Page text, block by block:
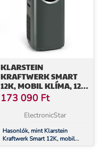
KLARSTEIN
KRAFTWERK SMART
12K, MOBIL KLÍMA, 12
000 BTU, IRÁNYÍTÁS
ALKALMAZÁS ÁLTAL,
ANTRACIT
173 090 Ft
ElectronicStar
Hasonlók, mint Klarstein
Kraftwerk Smart 12K, mobil
klíma, 12 000 BTU, irányítás